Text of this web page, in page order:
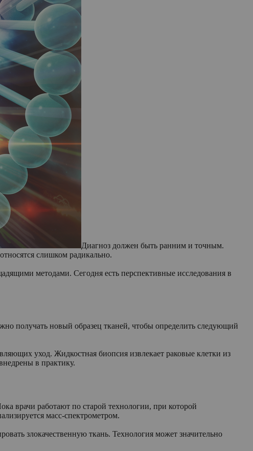
Диагноз должен быть ранним и точным.
слишком радикально.
методами. Сегодня есть перспективные исследования в
получать новый образец тканей, чтобы определить следующий
уход. Жидкостная биопсия извлекает раковые клетки из
в практику.
врачи работают по старой технологии, при которой
масс-спектрометром.
злокачественную ткань. Технология может значительно